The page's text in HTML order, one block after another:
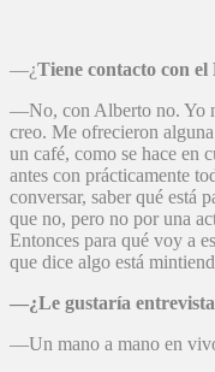
—¿Tiene contacto con el
—No, con Alberto no. Yo
creo. Me ofrecieron
un café, como se hace en
antes con prácticamente
conversar, saber qué está
que no, pero no por una
Entonces para qué voy a
que dice algo está
—¿Le gustaría
—Un mano a mano en